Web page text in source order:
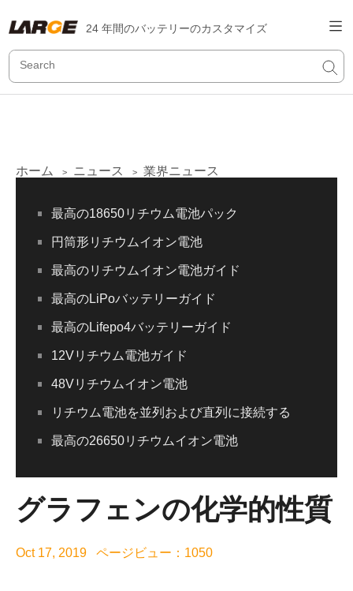
24 年間のバッテリーのカスタマイズ
ホーム > ニュース > 業界ニュース
最高の18650リチウム電池パック
円筒形リチウムイオン電池
最高のリチウムイオン電池ガイド
最高のLiPoバッテリーガイド
最高のLifepo4バッテリーガイド
12Vリチウム電池ガイド
48Vリチウムイオン電池
リチウム電池を並列および直列に接続する
最高の26650リチウムイオン電池
グラフェンの化学的性質
Oct 17, 2019 ページビュー：1050